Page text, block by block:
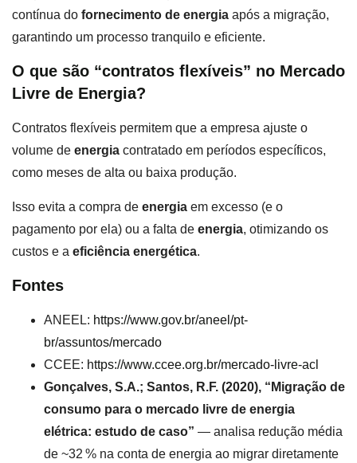
contínua do fornecimento de energia após a migração,
garantindo um processo tranquilo e eficiente.
O que são “contratos flexíveis” no Mercado
Livre de Energia?
Contratos flexíveis permitem que a empresa ajuste o
volume de energia contratado em períodos específicos,
como meses de alta ou baixa produção.
Isso evita a compra de energia em excesso (e o
pagamento por ela) ou a falta de energia, otimizando os
custos e a eficiência energética.
Fontes
ANEEL: https://www.gov.br/aneel/pt-
br/assuntos/mercado
CCEE: https://www.ccee.org.br/mercado-livre-acl
Gonçalves, S.A.; Santos, R.F. (2020), “Migração de
consumo para o mercado livre de energia
elétrica: estudo de caso” — analisa redução média
de ~32 % na conta de energia ao migrar diretamente